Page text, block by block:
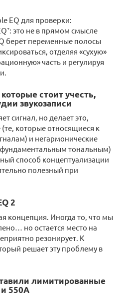
EQ для проверки:
это не в прямом смысле
берет переменные полосы
отделяя «сухую»
часть и регулируя
стоит учесть,
звукозаписи
сигнал, но делает это,
которые относящиеся к
и негармонические
тональным)
способ концептуализации
полезный при
2
концепция. Иногда то, что мы
но остается место на
резонирует. К
решает эту проблему в
лимитированные
550A